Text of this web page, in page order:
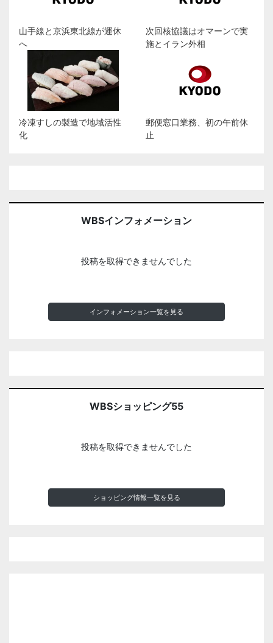
山手線と京浜東北線が運休
へ
次回核協議はオマーンで実
施とイラン外相
冷凍すしの製造で地域活性
化
郵便窓口業務、初の午前休
止
WBSインフォメーション
投稿を取得できませんでした
インフォメーション一覧を見る
WBSショッピング55
投稿を取得できませんでした
ショッピング情報一覧を見る